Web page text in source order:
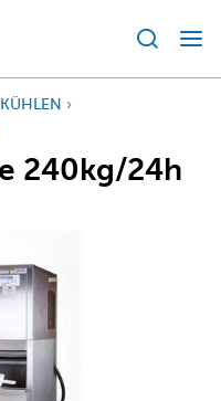
KÜHLEN ›
240kg/24h